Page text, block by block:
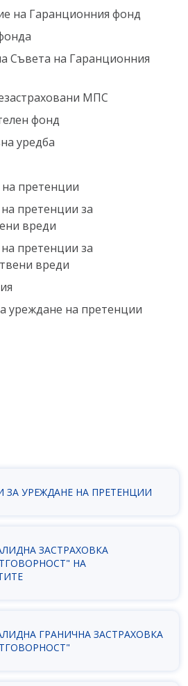
на Гаранционния фонд
Съвета на Гаранционния
МПС
фонд
уредба
претенции
претенции за
вреди
претенции за
вреди
уреждане на претенции
ЗА УРЕЖДАНЕ НА ПРЕТЕНЦИИ
ЗАСТРАХОВКА
НА
ГРАНИЧНА ЗАСТРАХОВКА